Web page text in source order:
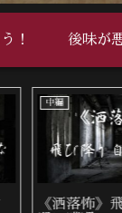
！ 後味が
死ぬ程洒落にならない怖い話
落怖》雨の夜に来